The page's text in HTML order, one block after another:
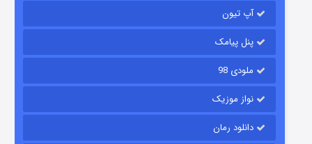
آپ تیون
پنل پیامک
ملودی 98
نواز موزیک
دانلود رمان